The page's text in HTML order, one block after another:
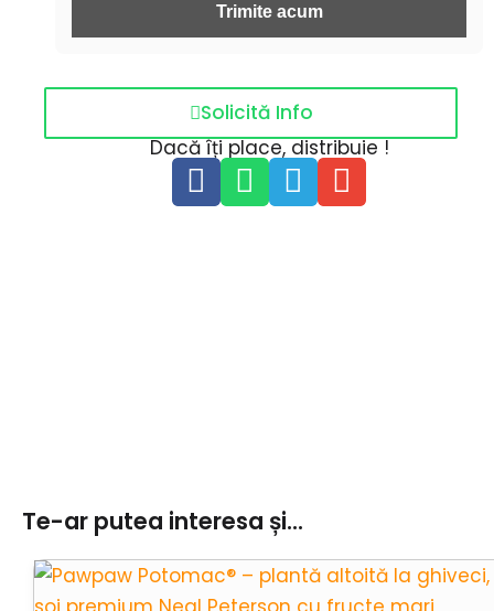
Trimite acum
Solicită Info
Dacă îți place, distribuie !
Te-ar putea interesa și...